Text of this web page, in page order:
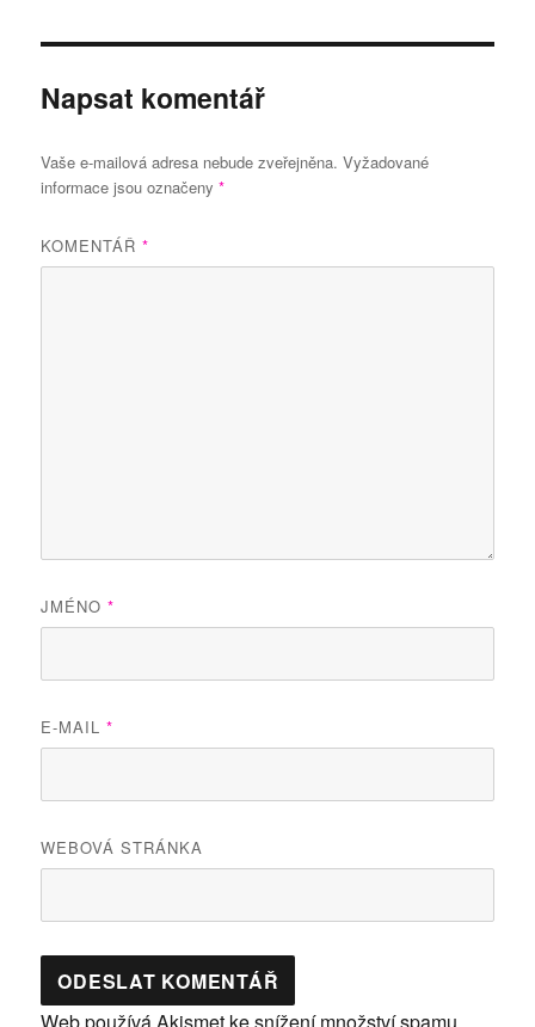
Napsat komentář
Vaše e-mailová adresa nebude zveřejněna. Vyžadované
informace jsou označeny*
KOMENTÁŘ*
JMÉNO*
E-MAIL*
WEBOVÁ STRÁNKA